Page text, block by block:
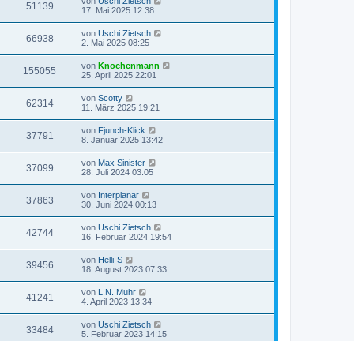
51139
17. Mai 2025 12:38
66938 von Uschi Zietsch
2. Mai 2025 08:25
155055 von Knochenmann
25. April 2025 22:01
62314 von Scotty
11. März 2025 19:21
37791 von Fjunch-Klick
8. Januar 2025 13:42
37099 von Max Sinister
28. Juli 2024 03:05
37863 von Interplanar
30. Juni 2024 00:13
42744 von Uschi Zietsch
16. Februar 2024 19:54
39456 von Helli-S
18. August 2023 07:33
41241 von L.N. Muhr
4. April 2023 13:34
33484 von Uschi Zietsch
5. Februar 2023 14:15